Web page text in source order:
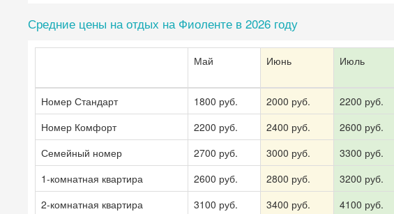
Средние цены на отдых на Фиоленте в 2026 году
Май Июнь Июль
Номер Стандарт
1800 руб. 2000 руб. 2200 руб.
Номер Комфорт
2200 руб. 2400 руб. 2600 руб.
Семейный номер
2700 руб. 3000 руб. 3300 руб.
1-комнатная квартира
2600 руб. 2800 руб. 3200 руб.
2-комнатная квартира
3100 руб. 3400 руб. 4100 руб.